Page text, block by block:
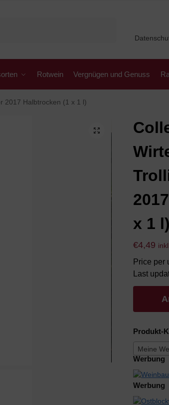
Rotwein Vergnügen und Genuss
2017 Halbtrocken (1 x 1 l)
x 1 l)
€4,49
Price per
Last
Produkt-
Meine
Werbung
Werbung